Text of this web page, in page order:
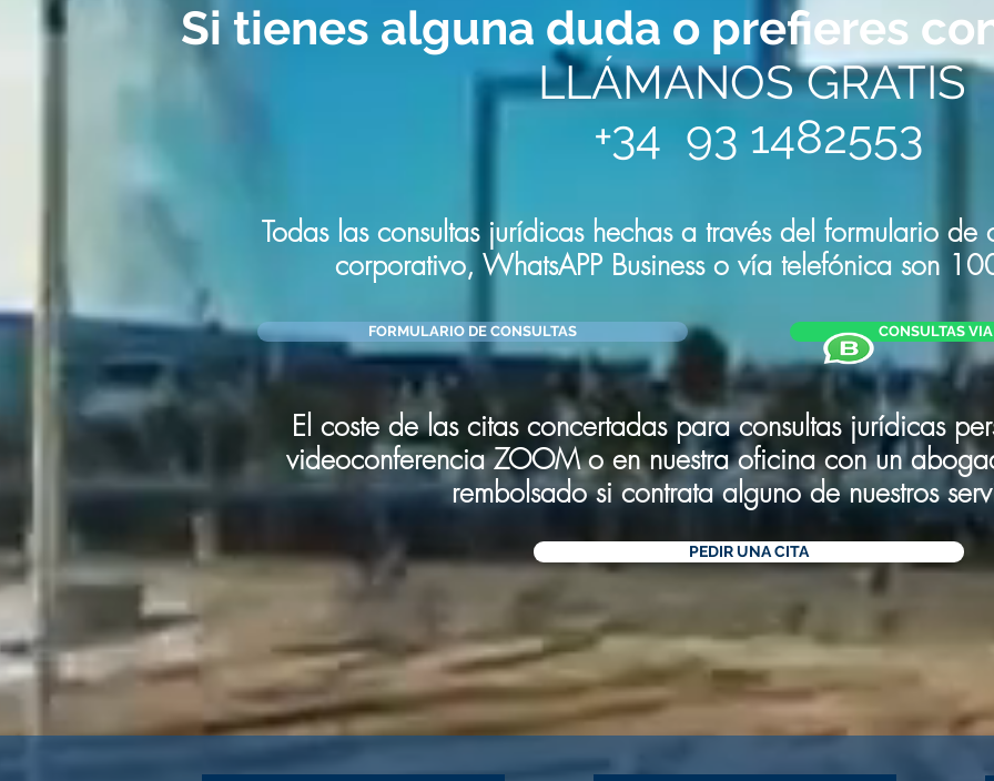
Si tienes alguna duda o prefieres
LLÁMANOS GRATIS
+34 93 1482553
Todas las consultas jurídicas hechas a través del formulario de
corporativo, WhatsAPP Business o vía telefónica son
FORMULARIO DE CONSULTAS CONSULTAS
El coste de las citas concertadas para consultas jurídicas
videoconferencia ZOOM o en nuestra oficina con un
rembolsado si contrata alguno de nuestros
PEDIR UNA CITA